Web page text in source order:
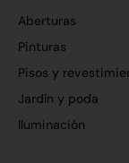
Aberturas
Pinturas
Pisos y
Jardín y poda
Iluminación